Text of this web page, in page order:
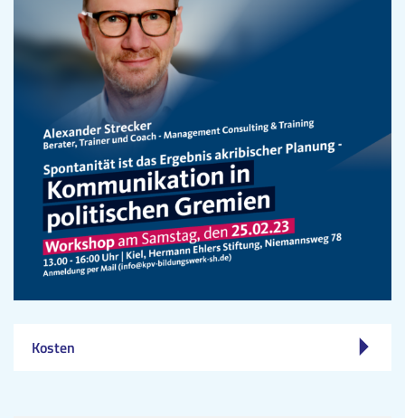
Kosten